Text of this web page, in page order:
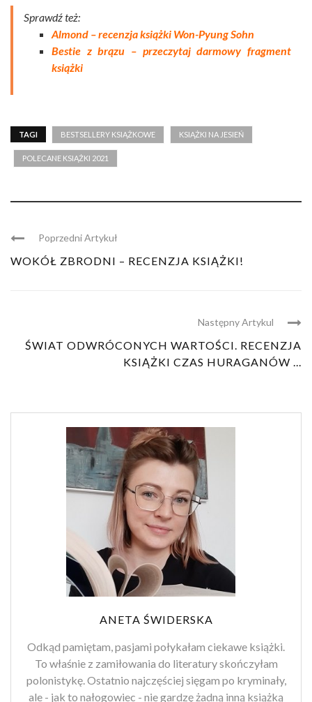
Sprawdź też:
Almond – recenzja książki Won-Pyung Sohn
Bestie z brązu – przeczytaj darmowy fragment
książki
TAGI BESTSELLERY KSIĄŻKOWE KSIĄŻKI NA JESIEŃ
POLECANE KSIĄŻKI 2021
Poprzedni Artykuł
WOKÓŁ ZBRODNI – RECENZJA KSIĄŻKI!
Następny Artykul
ŚWIAT ODWRÓCONYCH WARTOŚCI. RECENZJA
KSIĄŻKI CZAS HURAGANÓW ...
ANETA ŚWIDERSKA
Odkąd pamiętam, pasjami połykałam ciekawe książki.
To właśnie z zamiłowania do literatury skończyłam
polonistykę. Ostatnio najczęściej sięgam po kryminały,
ale - jak to nałogowiec - nie gardzę żadną inną książką